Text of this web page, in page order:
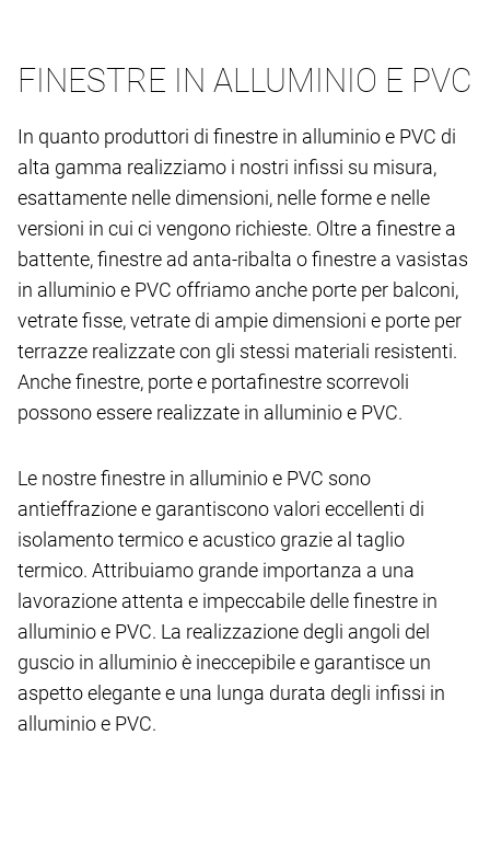
FINESTRE IN ALLUMINIO E PVC
In quanto produttori di finestre in alluminio e PVC di
alta gamma realizziamo i nostri infissi su misura,
esattamente nelle dimensioni, nelle forme e nelle
versioni in cui ci vengono richieste. Oltre a finestre a
battente, finestre ad anta-ribalta o finestre a vasistas
in alluminio e PVC offriamo anche porte per balconi,
vetrate fisse, vetrate di ampie dimensioni e porte per
terrazze realizzate con gli stessi materiali resistenti.
Anche finestre, porte e portafinestre scorrevoli
possono essere realizzate in alluminio e PVC.
Le nostre finestre in alluminio e PVC sono
antieffrazione e garantiscono valori eccellenti di
isolamento termico e acustico grazie al taglio
termico. Attribuiamo grande importanza a una
lavorazione attenta e impeccabile delle finestre in
alluminio e PVC. La realizzazione degli angoli del
guscio in alluminio è ineccepibile e garantisce un
aspetto elegante e una lunga durata degli infissi in
alluminio e PVC.